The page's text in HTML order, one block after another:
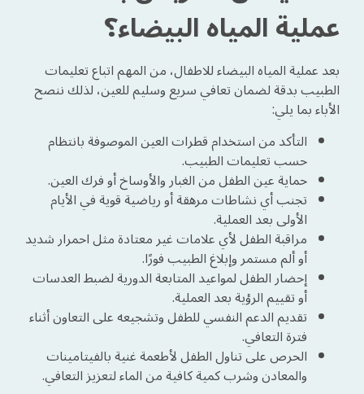
عملية المياه البيضاء؟
بعد عملية المياه البيضاء للاطفال، من المهم اتباع تعليمات
الطبيب بدقة لضمان تعافي سريع وسليم للعين، لذلك ننصح
الأباء بما يلي:
التأكد من استخدام قطرات العين الموصوفة بانتظام
حسب تعليمات الطبيب.
حماية عين الطفل من الغبار والأوساخ أو فرك العين.
تجنب أي نشاطات مرهقة أو رياضية قوية في الأيام
الأولى بعد العملية.
مراقبة الطفل لأي علامات غير معتادة مثل احمرار شديد
أو ألم مستمر وإبلاغ الطبيب فورًا.
إحضار الطفل لمواعيد المتابعة الدورية لضبط العدسات
أو تقييم الرؤية بعد العملية.
تقديم الدعم النفسي للطفل وتشجيعه على التعاون أثناء
فترة التعافي.
الحرص على تناول الطفل لأطعمة غنية بالفيتامينات
والمعادن وشرب كمية كافية من الماء لتعزيز التعافي.